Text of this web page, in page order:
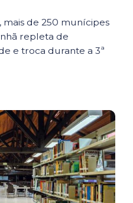
mais de 250 munícipes
repleta de
e troca durante a 3ª